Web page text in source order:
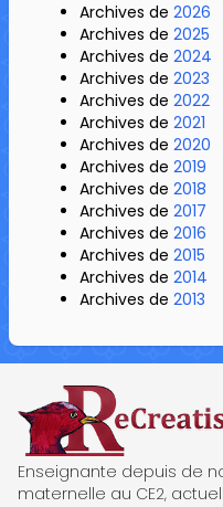
Archives de 2026
Archives de 2025
Archives de 2024
Archives de 2023
Archives de 2022
Archives de 2021
Archives de 2020
Archives de 2019
Archives de 2018
Archives de 2017
Archives de 2016
Archives de 2015
Archives de 2014
Archives de 2013
ReCreatisse
Enseignante depuis de
maternelle au CE2,